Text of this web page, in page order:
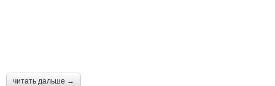
читать дальше →